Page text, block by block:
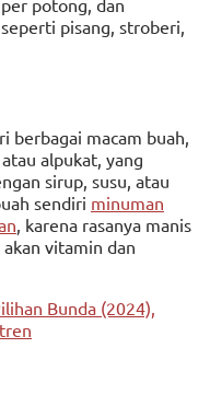
pisang, stroberi,
berbagai macam buah,
alpukat, yang
sirup, susu, atau
sendiri minuman
, karena rasanya manis
vitamin dan
Bunda (2024),